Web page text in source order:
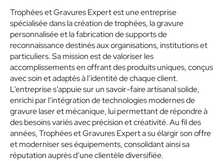
Trophées et Gravures Expert est une entreprise
spécialisée dans la création de trophées, la gravure
personnalisée et la fabrication de supports de
reconnaissance destinés aux organisations, institutions et
particuliers. Sa mission est de valoriser les
accomplissements en offrant des produits uniques, conçus
avec soin et adaptés à l’identité de chaque client.
L’entreprise s’appuie sur un savoir-faire artisanal solide,
enrichi par l’intégration de technologies modernes de
gravure laser et mécanique, lui permettant de répondre à
des besoins variés avec précision et créativité. Au fil des
années, Trophées et Gravures Expert a su élargir son offre
et moderniser ses équipements, consolidant ainsi sa
réputation auprès d’une clientèle diversifiée.